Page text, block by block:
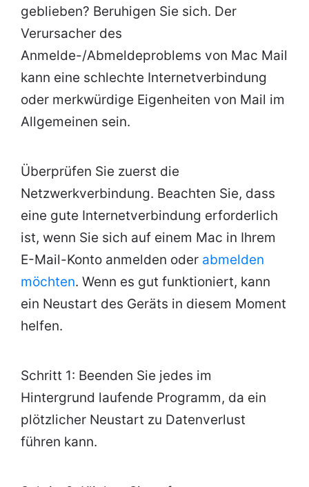
geblieben? Beruhigen Sie sich. Der
Verursacher des
Anmelde-/Abmeldeproblems von Mac Mail
kann eine schlechte Internetverbindung
oder merkwürdige Eigenheiten von Mail im
Allgemeinen sein.
Überprüfen Sie zuerst die
Netzwerkverbindung. Beachten Sie, dass
eine gute Internetverbindung erforderlich
ist, wenn Sie sich auf einem Mac in Ihrem
E-Mail-Konto anmelden oder abmelden
möchten. Wenn es gut funktioniert, kann
ein Neustart des Geräts in diesem Moment
helfen.
Schritt 1: Beenden Sie jedes im
Hintergrund laufende Programm, da ein
plötzlicher Neustart zu Datenverlust
führen kann.